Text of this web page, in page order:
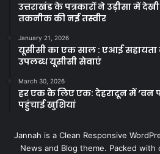
उत्तराखंड के पत्रकारों ने उड़ीसा में
तकनीक की नई तस्वीर
January 21, 2026
यूसीसी का एक साल : एआई
उपलब्ध यूसीसी सेवाएं
March 30, 2026
हर एक के लिए एक: देहरादून में ‘वन
पहुंचाई खुशियां
Jannah is a Clean Responsive
News and Blog theme. Packed